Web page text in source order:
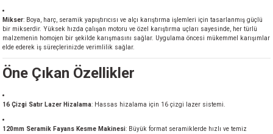
Üfleme Makinesi
Mikser: Boya, harç, seramik yapıştırıcısı ve alçı karıştırma işlemleri için tasarlanmış güçlü
bir mikserdir. Yüksek hızda çalışan motoru ve özel karıştırma uçları sayesinde, her türlü
malzemenin homojen bir şekilde karışmasını sağlar. Uygulama öncesi mükemmel karışımlar
elde ederek iş süreçlerinizde verimlilik sağlar.
Öne Çıkan Özellikler
16 Çizgi Satır Lazer Hizalama: Hassas hizalama için 16 çizgi lazer sistemi.
120mm Seramik Fayans Kesme Makinesi: Büyük format seramiklerde hızlı ve temiz